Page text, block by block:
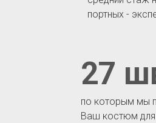
по которым мы
Ваш костюм для
27
портных -